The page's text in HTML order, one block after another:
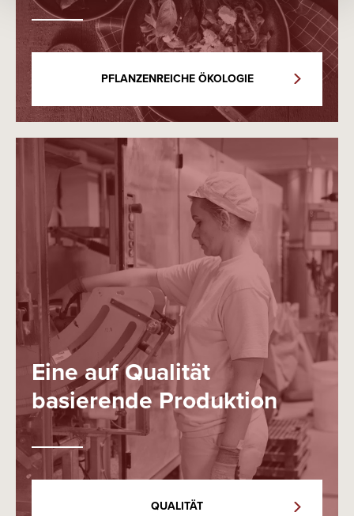
PFLANZENREICHE ÖKOLOGIE
Eine auf Qualität
basierende Produktion
QUALITÄT